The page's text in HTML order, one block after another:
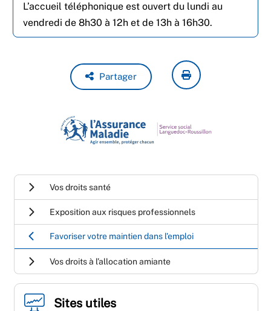
L’accueil téléphonique est ouvert du lundi au
vendredi de 8h30 à 12h et de 13h à 16h30.
Partager
Vos droits santé
Exposition aux risques professionnels
Favoriser votre maintien dans l'emploi
Vos droits à l’allocation amiante
Sites utiles